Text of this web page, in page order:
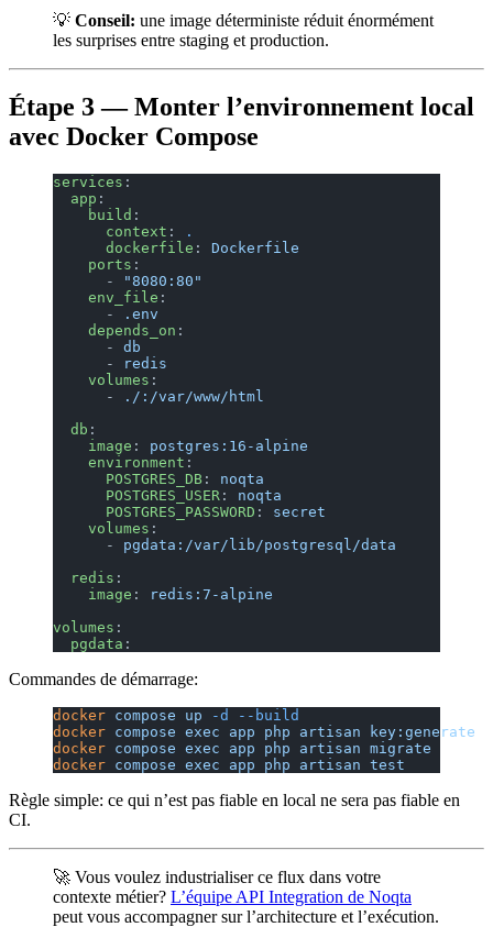
💡 Conseil: une image déterministe réduit énormément
les surprises entre staging et production.
Étape 3 — Monter l’environnement local
avec Docker Compose
services :
  app
:
    build
:
      context
:
.
      dockerfile
: Dockerfile
    ports
:
      -
"8080:80"
    env_file
:
      -
.env
    depends_on
:
      -
db
      -
redis
    volumes
:
      -
./:/var/www/html
  db
:
    image
: postgres:16-alpine
    environment
:
      POSTGRES_DB
: noqta
      POSTGRES_USER
: noqta
      POSTGRES_PASSWORD
: secret
    volumes
:
      -
pgdata:/var/lib/postgresql/data
  redis
:
    image
:
redis:7-alpine
volumes :
  pgdata
:
Commandes de démarrage:
docker compose up -d
--build
docker compose exec app php artisan key:generate
docker compose exec app php artisan migrate
docker compose exec app php artisan test
Règle simple: ce qui n’est pas fiable en local ne sera pas fiable en
CI.
🚀 Vous voulez industrialiser ce flux dans votre
contexte métier? L’équipe API Integration de Noqta
peut vous accompagner sur l’architecture et l’exécution.